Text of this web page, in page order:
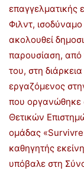
επαγγελματικής
Φιλντ,
ακολουθεί
παρουσίαση, από
του, στη
εργαζόμενος
που οργανώθηκε
Θετικών
ομάδας
καθηγητής
υπόβαλε στη